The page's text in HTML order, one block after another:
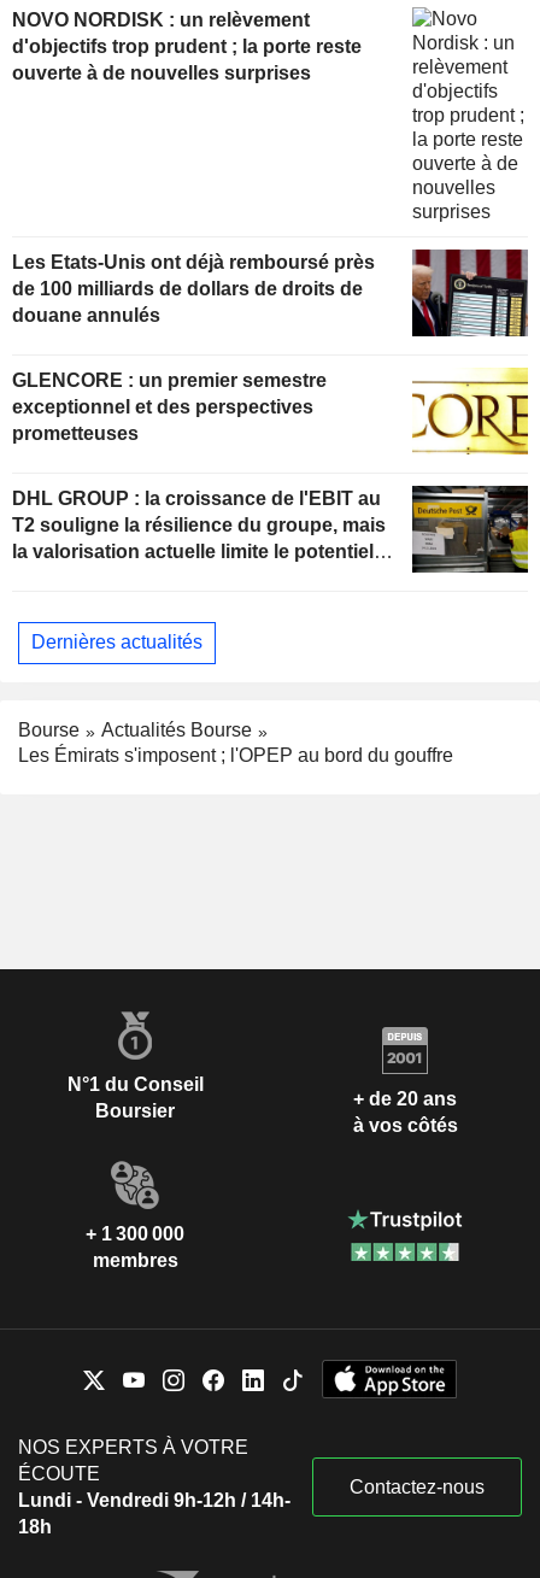
NOVO NORDISK : un relèvement
d'objectifs trop prudent ; la porte reste
ouverte à de nouvelles surprises
Les Etats-Unis ont déjà remboursé près
de 100 milliards de dollars de droits de
douane annulés
GLENCORE : un premier semestre
exceptionnel et des perspectives
prometteuses
DHL GROUP : la croissance de l'EBIT au
T2 souligne la résilience du groupe, mais
la valorisation actuelle limite le potentiel
Dernières actualités
Bourse
Actualités Bourse
Les Émirats s'imposent ; l'OPEP au bord du gouffre
N°1 du Conseil
Boursier
+ de 20 ans
à vos côtés
+ 1 300 000
membres
NOS EXPERTS À VOTRE
ÉCOUTE
Lundi - Vendredi 9h-12h / 14h-
18h
Contactez-nous